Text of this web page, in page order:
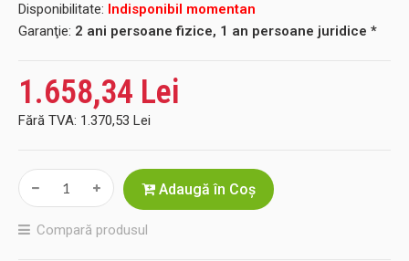
Disponibilitate: Indisponibil momentan
Garanţie: 2 ani persoane fizice, 1 an persoane juridice *
1.658,34 Lei
Fără TVA: 1.370,53 Lei
Adaugă în Coş
Compară produsul